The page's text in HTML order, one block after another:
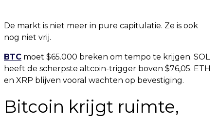
De markt is niet meer in pure capitulatie. Ze is ook
nog niet vrij.
BTC moet $65.000 breken om tempo te krijgen. SOL
heeft de scherpste altcoin-trigger boven $76,05. ETH
en XRP blijven vooral wachten op bevestiging.
Bitcoin krijgt ruimte,